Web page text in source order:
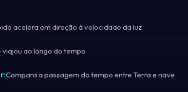
acelera em direção à velocidade da luz
viajou ao longo do tempo
Compara a passagem do tempo entre Terra e nave